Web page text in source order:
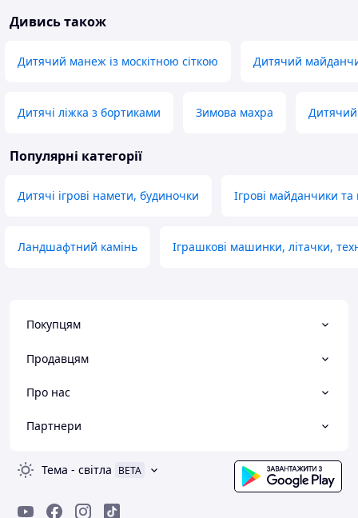
Дивись також
Дитячий манеж із москітною сіткою Дитячий
Дитячі ліжка з бортиками Зимова махра Дитячий
Популярні категорії
Дитячі ігрові намети, будиночки Ігрові майданчики та
Ландшафтний камінь Іграшкові машинки, літачки,
Покупцям
Продавцям
Про нас
Партнери
Тема - світла BETA